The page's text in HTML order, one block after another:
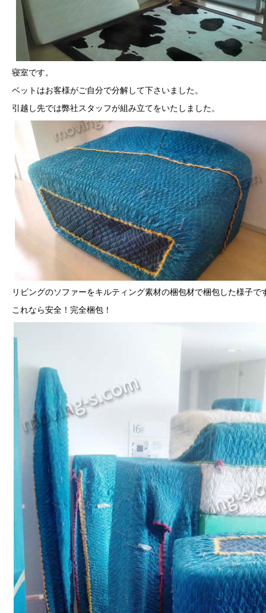
寝室です。
ベットはお客様がご自分で分解して下さいました。
引越し先では弊社スタッフが組み立てをいたしました。
リビングのソファーをキルティング素材の梱包材で梱包した様子で
これなら安全！完全梱包！